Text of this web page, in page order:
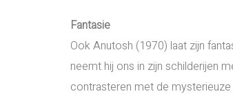
Fantasie
Ook Anutosh (1970) laat zijn
neemt hij ons in zijn schilderijen
contrasteren met de